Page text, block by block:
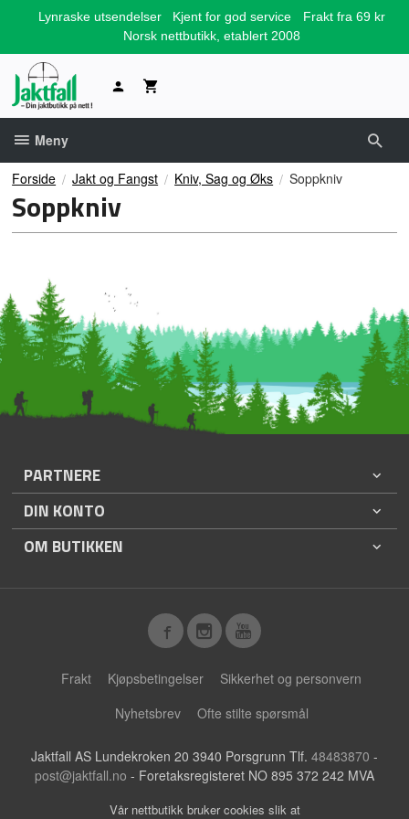
Lynraske utsendelser Kjent for god service
Frakt fra 69 kr
Norsk nettbutikk, etablert 2008
Meny
Forside Jakt og Fangst Kniv, Sag og Øks Soppkniv
Soppkniv
PARTNERE
DIN KONTO
OM BUTIKKEN
Frakt Kjøpsbetingelser
Sikkerhet og personvern
Nyhetsbrev
Ofte stilte spørsmål
Jaktfall AS Lundekroken 20 3940 Porsgrunn Tlf. 48483870 -
post@jaktfall.no - Foretaksregisteret NO 895 372 242 MVA
Vår nettbutikk bruker cookies slik at